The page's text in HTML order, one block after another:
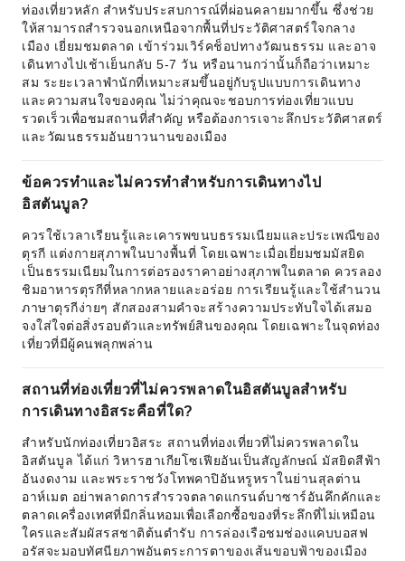
ท่องเที่ยวหลัก สำหรับประสบการณ์ที่ผ่อนคลายมากขึ้น ซึ่งช่วย
ให้สามารถสำรวจนอกเหนือจากพื้นที่ประวัติศาสตร์ใจกลาง
เมือง เยี่ยมชมตลาด เข้าร่วมเวิร์คช็อปทางวัฒนธรรม และอาจ
เดินทางไปเช้าเย็นกลับ 5-7 วัน หรือนานกว่านั้นก็ถือว่าเหมาะ
สม ระยะเวลาพำนักที่เหมาะสมขึ้นอยู่กับรูปแบบการเดินทาง
และความสนใจของคุณ ไม่ว่าคุณจะชอบการท่องเที่ยวแบบ
รวดเร็วเพื่อชมสถานที่สำคัญ หรือต้องการเจาะลึกประวัติศาสตร์
และวัฒนธรรมอันยาวนานของเมือง
ข้อควรทำและไม่ควรทำสำหรับการเดินทางไป
อิสตันบูล?
ควรใช้เวลาเรียนรู้และเคารพขนบธรรมเนียมและประเพณีของ
ตุรกี แต่งกายสุภาพในบางพื้นที่ โดยเฉพาะเมื่อเยี่ยมชมมัสยิด
เป็นธรรมเนียมในการต่อรองราคาอย่างสุภาพในตลาด ควรลอง
ชิมอาหารตุรกีที่หลากหลายและอร่อย การเรียนรู้และใช้สำนวน
ภาษาตุรกีง่ายๆ สักสองสามคำจะสร้างความประทับใจได้เสมอ
จงใส่ใจต่อสิ่งรอบตัวและทรัพย์สินของคุณ โดยเฉพาะในจุดท่อง
เที่ยวที่มีผู้คนพลุกพล่าน
สถานที่ท่องเที่ยวที่ไม่ควรพลาดในอิสตันบูลสำหรับ
การเดินทางอิสระคือที่ใด?
สำหรับนักท่องเที่ยวอิสระ สถานที่ท่องเที่ยวที่ไม่ควรพลาดใน
อิสตันบูล ได้แก่ วิหารฮาเกียโซเฟียอันเป็นสัญลักษณ์ มัสยิดสีฟ้า
อันงดงาม และพระราชวังโทพคาปิอันหรูหราในย่านสุลต่าน
อาห์เมต อย่าพลาดการสำรวจตลาดแกรนด์บาซาร์อันคึกคักและ
ตลาดเครื่องเทศที่มีกลิ่นหอมเพื่อเลือกซื้อของที่ระลึกที่ไม่เหมือน
ใครและสัมผัสรสชาติต้นตำรับ การล่องเรือชมช่องแคบบอสฟ
อรัสจะมอบทัศนียภาพอันตระการตาของเส้นขอบฟ้าของเมือง